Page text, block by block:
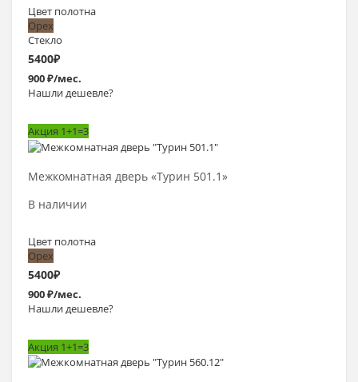
Цвет полотна
Орех
Стекло
5400₽
900 ₽/мес.
Нашли дешевле?
Акция 1+1=3
Межкомнатная дверь «Турин 501.1»
В наличии
Цвет полотна
Орех
5400₽
900 ₽/мес.
Нашли дешевле?
Выбрать >
Акция 1+1=3
Выбрать >